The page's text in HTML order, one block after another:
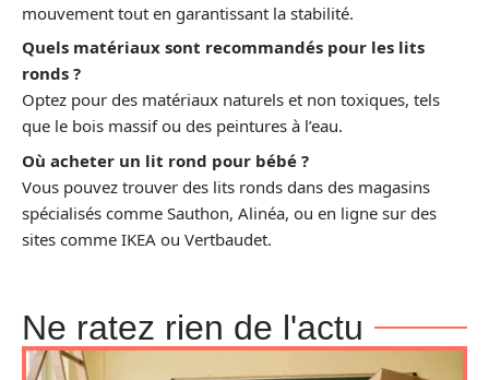
mouvement tout en garantissant la stabilité.
Quels matériaux sont recommandés pour les lits
ronds ?
Optez pour des matériaux naturels et non toxiques, tels
que le bois massif ou des peintures à l’eau.
Où acheter un lit rond pour bébé ?
Vous pouvez trouver des lits ronds dans des magasins
spécialisés comme Sauthon, Alinéa, ou en ligne sur des
sites comme IKEA ou Vertbaudet.
Ne ratez rien de l'actu